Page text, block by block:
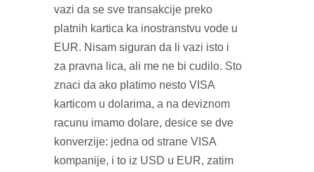
vazi da se sve transakcije preko
platnih kartica ka inostranstvu vode u
EUR. Nisam siguran da li vazi isto i
za pravna lica, ali me ne bi cudilo. Sto
znaci da ako platimo nesto VISA
karticom u dolarima, a na deviznom
racunu imamo dolare, desice se dve
konverzije: jedna od strane VISA
kompanije, i to iz USD u EUR, zatim